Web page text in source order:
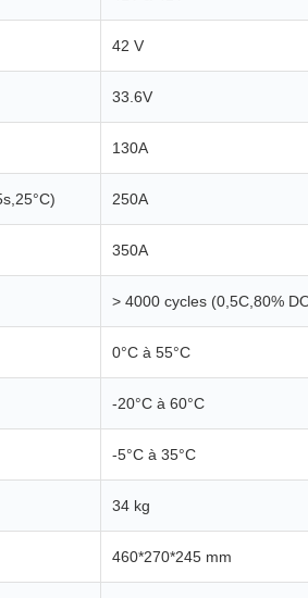
42 V
33.6V
130A
250A
350A
> 4000 cycles (0,5C,80%
0°C à 55°C
-20°C à 60°C
-5°C à 35°C
34 kg
460*270*245 mm